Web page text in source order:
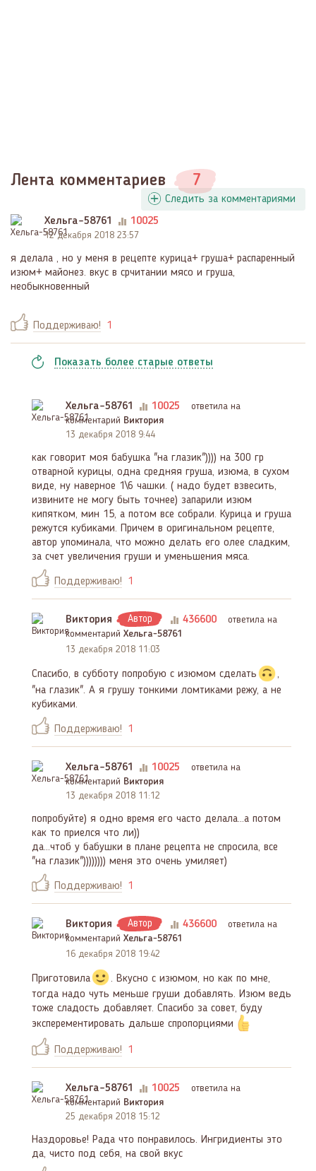
Лента комментариев 7
Следить за комментариями
Хельга-58761
10025
12 декабря 2018 23:57
я делала , но у меня в рецепте курица+ груша+ распаренный
изюм+ майонез. вкус в срчитании мясо и груша,
необыкновенный
Поддерживаю! 1
Показать более старые ответы
Хельга-58761 10025
ответила на
комментарий Виктория
13 декабря 2018 9:44
как говорит моя бабушка "на глазик")))) на 300 гр
отварной курицы, одна средняя груша, изюма, в сухом
виде, ну наверное 1\6 чашки. ( надо будет взвесить,
извините не могу быть точнее) запарили изюм
кипятком, мин 15, а потом все собрали. Курица и груша
режутся кубиками. Причем в оригинальном рецепте,
автор упоминала, что можно делать его олее сладким,
за счет увеличения груши и уменьшения мяса.
Поддерживаю! 1
Виктория Автор 436600
ответила на
комментарий Хельга-58761
13 декабря 2018 11:03
Спасибо, в субботу попробую с изюмом сделать
,
"на глазик". А я грушу тонкими ломтиками режу, а не
кубиками.
Поддерживаю! 1
Хельга-58761 10025
ответила на
комментарий Виктория
13 декабря 2018 11:12
попробуйте) я одно время его часто делала...а потом
как то приелся что ли))
да...чтоб у бабушки в плане рецепта не спросила, все
"на глазик")))))))) меня это очень умиляет)
Поддерживаю! 1
Виктория Автор 436600
ответила на
комментарий Хельга-58761
16 декабря 2018 19:42
Приготовила
. Вкусно с изюмом, но как по мне,
тогда надо чуть меньше груши добавлять. Изюм ведь
тоже сладость добавляет. Спасибо за совет, буду
эксперементировать дальше спропорциями
Поддерживаю! 1
Хельга-58761 10025
ответила на
комментарий Виктория
25 декабря 2018 15:12
Наздоровье! Рада что понравилось. Ингридиенты это
да, чисто под себя, на свой вкус